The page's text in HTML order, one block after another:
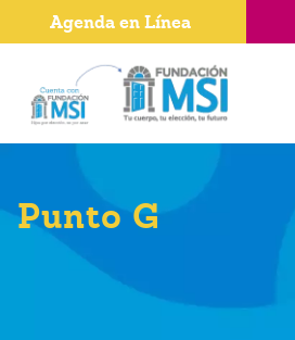
Punto G
Agenda en Línea